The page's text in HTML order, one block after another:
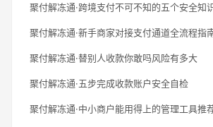
聚付解冻通·跨境支付不可不知的五个安全知
聚付解冻通·新手商家对接支付通道全流程指
聚付解冻通·替别人收款你敢吗风险有多大
聚付解冻通·五步完成收款账户安全自检
聚付解冻通·中小商户能用得上的管理工具推